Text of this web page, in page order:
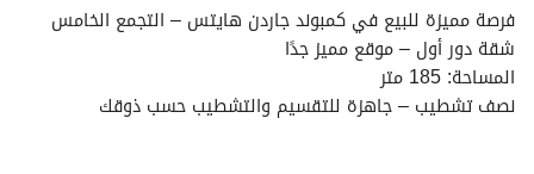
فرصة مميزة للبيع في كمبوند جاردن هايتس – التجمع الخامس
شقة دور أول – موقع مميز جدًا
المساحة: 185 متر
نصف تشطيب – جاهزة للتقسيم والتشطيب حسب ذوقك